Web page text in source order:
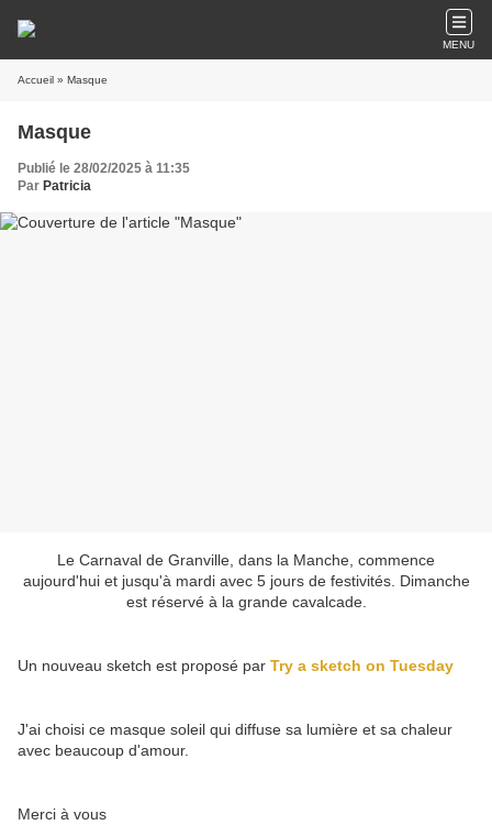
MENU
Accueil » Masque
Masque
Publié le 28/02/2025 à 11:35
Par Patricia
Le Carnaval de Granville, dans la Manche, commence
aujourd'hui et jusqu'à mardi avec 5 jours de festivités. Dimanche
est réservé à la grande cavalcade.
Un nouveau sketch est proposé par Try a sketch on Tuesday
J'ai choisi ce masque soleil qui diffuse sa lumière et sa chaleur
avec beaucoup d'amour.
Merci à vous